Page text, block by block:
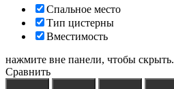
Спальное место
Тип цистерны
Вместимость
нажмите вне панели, чтобы скрыть.
Сравнить